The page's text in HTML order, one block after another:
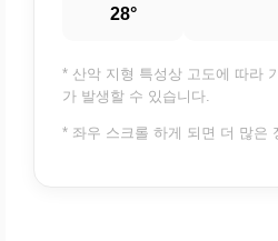
28°
* 산악 지형 특성상 고도에 따라
가 발생할 수 있습니다.
* 좌우 스크롤 하게 되면 더 많은